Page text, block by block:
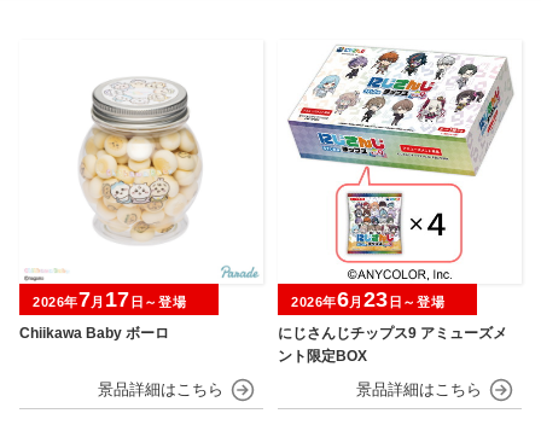
Chiikawa Baby ボーロ
2026年7月 17 日～登場
にじさんじチップス9 アミューズメ
ント限定BOX
2026年6月 23 日～登場